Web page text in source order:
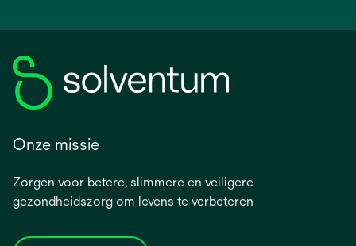
Onze missie
Zorgen voor betere, slimmere en veiligere
gezondheidszorg om levens te verbeteren